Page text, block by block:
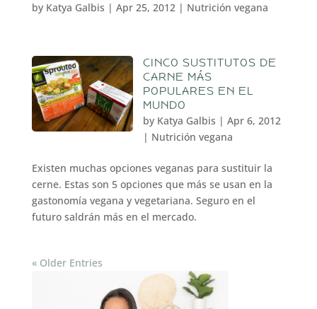
by Katya Galbis | Apr 25, 2012| Nutrición vegana
CINCO SUSTITUTOS DE
CARNE MÁS
POPULARES EN EL
MUNDO
by Katya Galbis |Apr 6, 2012
| Nutrición vegana
Existen muchas opciones veganas para sustituir la
cerne. Estas son 5 opciones que más se usan en la
gastonomía vegana y vegetariana. Seguro en el
futuro saldrán más en el mercado.
« Older Entries